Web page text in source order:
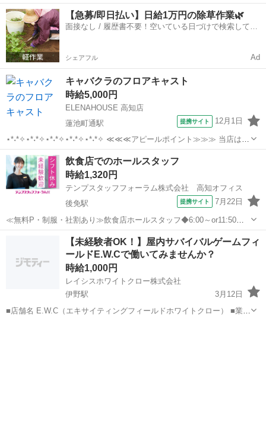
クラスの時給＆待遇でお仕事できるチャンス！ 【キッチンスタッフ】
調理補助、ドリンク作り、洗い物などを お願いします。 調理経験がな
い方もOK！ 未経験、ア...
高知 高知市 蓮池町通駅 その他
【急募/即日払い】日給1万円の除草作業🌿
面接なし / 履歴書不要！空いている日づけで検索して即
シェアフル Ad
キャバクラのフロアキャスト
時給5,000円
ELENAHOUSE 高知店
蓮池町通駅
提携サイト 12月1日
⋆*˖*✧⋆*˖*✧⋆*˖*✧⋆*˖*✧⋆*˖*✧ ≪≪≪アピールポイント≫≫≫ 当店は東
京・大阪に系列店をもつ 大手グループ法人経営店！ 高知市で全国クラ
スの時給＆待遇で お仕事できるチャンス★★ 面接後、希望の方はそ
の...
高知 高知市 蓮池町通駅
飲食店でのホールスタッフ
時給1,320円
テンプスタッフフォーラム株式会社 高知オフィス
後免駅
提携サイト 7月22日
≪無料P・制服・社割あり≫飲食店ホールスタッフ◆6:00～or11:50～
●香南市方面からも通いやすい立地♪嬉しい無料駐車場・社割あり！
●出社時に焦らない！制服着たまま通勤OK！ ●6:00～、11:50～の...
後免駅 その他
【未経験者OK！】屋内サバイバルゲームフィ
ールドE.W.Cで働いてみませんか？
時給1,000円
レイシスホワイトクロー株式会社
伊野駅
3月12日
■店舗名 E.W.C（エキサイティングフィールドホワイトクロー） ■業種